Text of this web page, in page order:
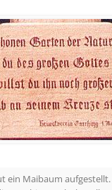
ein Maibaum